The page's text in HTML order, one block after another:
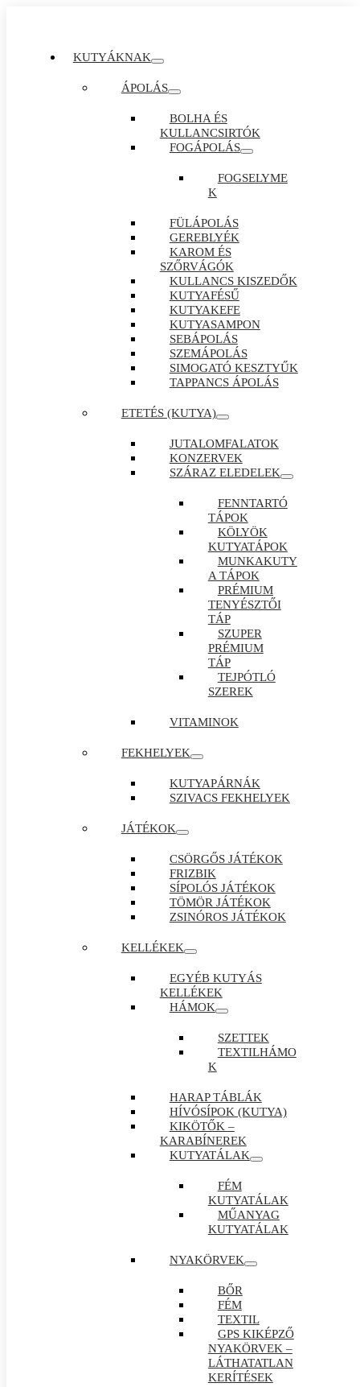
KUTYÁKNAK
ÁPOLÁS
BOLHA ÉS
KULLANCSIRTÓK
FOGÁPOLÁS
FOGSELYME
K
FÜLÁPOLÁS
GEREBLYÉK
KAROM ÉS
SZŐRVÁGÓK
KULLANCS KISZEDŐK
KUTYAFÉSŰ
KUTYAKEFE
KUTYASAMPON
SEBÁPOLÁS
SZEMÁPOLÁS
SIMOGATÓ KESZTYŰK
TAPPANCS ÁPOLÁS
ETETÉS (KUTYA)
JUTALOMFALATOK
KONZERVEK
SZÁRAZ ELEDELEK
FENNTARTÓ
TÁPOK
KÖLYÖK
KUTYATÁPOK
MUNKAKUTY
A TÁPOK
PRÉMIUM
TENYÉSZTŐI
TÁP
SZUPER
PRÉMIUM
TÁP
TEJPÓTLÓ
SZEREK
VITAMINOK
FEKHELYEK
KUTYAPÁRNÁK
SZIVACS FEKHELYEK
JÁTÉKOK
CSÖRGŐS JÁTÉKOK
FRIZBIK
SÍPOLÓS JÁTÉKOK
TÖMÖR JÁTÉKOK
ZSINÓROS JÁTÉKOK
KELLÉKEK
EGYÉB KUTYÁS
KELLÉKEK
HÁMOK
SZETTEK
TEXTILHÁMO
K
HARAP TÁBLÁK
HÍVÓSÍPOK (KUTYA)
KIKÖTŐK –
KARABÍNEREK
KUTYATÁLAK
FÉM
KUTYATÁLAK
MŰANYAG
KUTYATÁLAK
NYAKÖRVEK
BŐR
FÉM
TEXTIL
GPS KIKÉPZŐ
NYAKÖRVEK –
LÁTHATATLAN
KERÍTÉSEK